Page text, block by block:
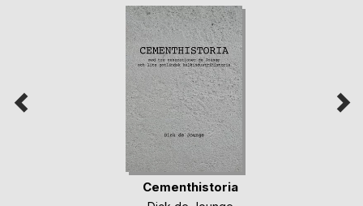
Cementhistoria